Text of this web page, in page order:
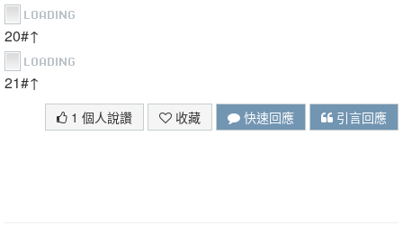
20#↑
21#↑
1 個人說讚 收藏 快速回應 引言回應